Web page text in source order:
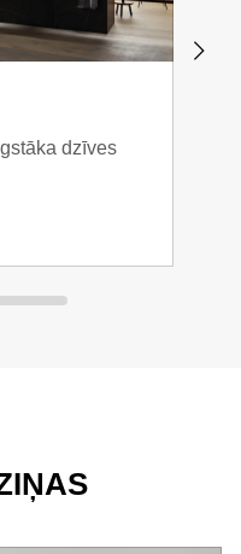
dzīves